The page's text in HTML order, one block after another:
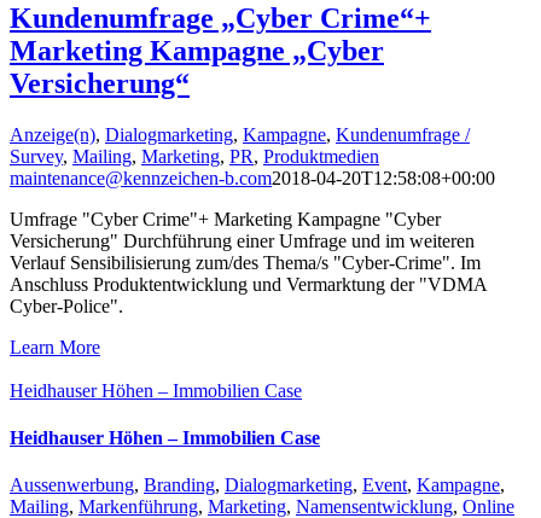
Kundenumfrage „Cyber Crime“+
Marketing Kampagne „Cyber
Versicherung“
Anzeige(n), Dialogmarketing, Kampagne, Kundenumfrage /
Survey, Mailing, Marketing, PR, Produktmedien
maintenance@kennzeichen-b.com2018-04-20T12:58:08+00:00
Umfrage "Cyber Crime"+ Marketing Kampagne "Cyber
Versicherung" Durchführung einer Umfrage und im weiteren
Verlauf Sensibilisierung zum/des Thema/s "Cyber-Crime". Im
Anschluss Produktentwicklung und Vermarktung der "VDMA
Cyber-Police".
Learn More
Heidhauser Höhen – Immobilien Case
Heidhauser Höhen – Immobilien Case
Aussenwerbung, Branding, Dialogmarketing, Event, Kampagne,
Mailing, Markenführung, Marketing, Namensentwicklung, Online